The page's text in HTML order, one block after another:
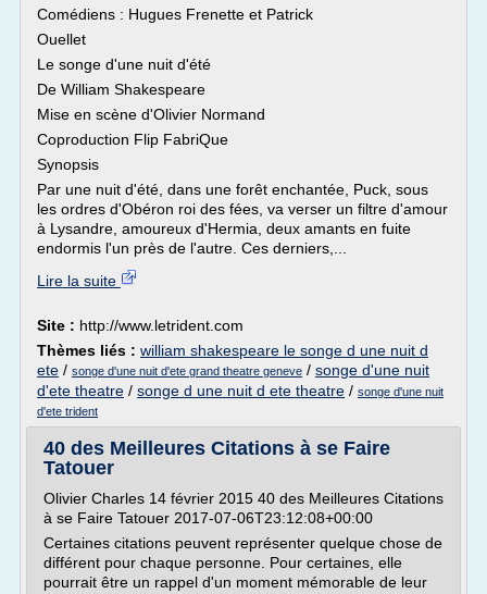
Comédiens : Hugues Frenette et Patrick
Ouellet
Le songe d'une nuit d'été
De William Shakespeare
Mise en scène d'Olivier Normand
Coproduction Flip FabriQue
Synopsis
Par une nuit d'été, dans une forêt enchantée, Puck, sous
les ordres d'Obéron roi des fées, va verser un filtre d'amour
à Lysandre, amoureux d'Hermia, deux amants en fuite
endormis l'un près de l'autre. Ces derniers,...
Lire la suite
Site : http://www.letrident.com
Thèmes liés : william shakespeare le songe d une nuit d
ete / songe d'une nuit d'ete grand theatre geneve / songe d'une nuit
d'ete theatre / songe d une nuit d ete theatre / songe d'une nuit
d'ete trident
40 des Meilleures Citations à se Faire
Tatouer
Olivier Charles 14 février 2015 40 des Meilleures Citations
à se Faire Tatouer 2017-07-06T23:12:08+00:00
Certaines citations peuvent représenter quelque chose de
différent pour chaque personne. Pour certaines, elle
pourrait être un rappel d'un moment mémorable de leur